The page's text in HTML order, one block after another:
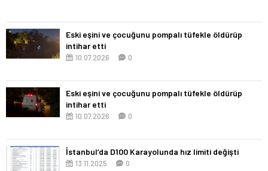
Eski eşini ve çocuğunu pompalı tüfekle öldürüp
intihar etti
10.07.2026 0
Eski eşini ve çocuğunu pompalı tüfekle öldürüp
intihar etti
10.07.2026 0
İstanbul’da D100 Karayolunda hız limiti değişti
13.11.2025 0